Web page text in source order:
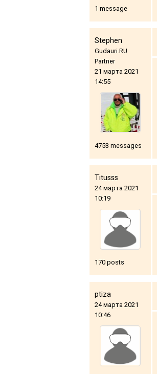
1 message
Stephen
Gudauri.RU
Partner
21 марта 2021
14:55
4753 messages
Titusss
24 марта 2021
10:19
170 posts
ptiza
24 марта 2021
10:46